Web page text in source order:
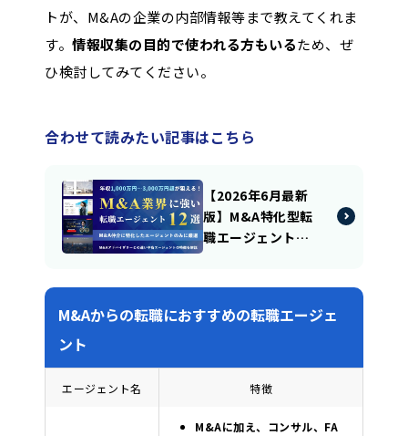
トが、M&Aの企業の内部情報等まで教えてくれま
す。 情報収集の目的で使われる方もいるため、ぜ
ひ検討してみてください。
合わせて読みたい記事はこちら
【2026年6月最新
版】M&A特化型転
職エージェント厳
説！
M&Aからの転職におすすめの転職エージェ
ント
エージェント名 特徴
M&Aに加え、コンサル、FA